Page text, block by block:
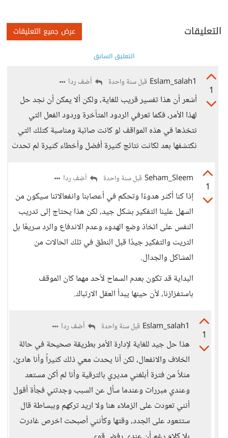
التعليقات عرض جميع التعليقات
التعليق السابق
1
Eslam_salah1 قبل سنة واحدة أضف ردا
أشعر أن هذا تفسير قريب للغاية، ولكن ألا يمكن أن نجد حل
لهذا الأمر، فكما تعرفي الردود المتأخرة وردود الفعل التي
نتخذها في هذه المواقف لو كانت صائبة ومناسبة كتلك التي
نكتشفها بعد لكانت نتائج كثيرة أفضل وأخطاء كثيرة لم تحدث
1
Seham_Sleem قبل سنة واحدة أضف ردا
إذا كنا أكثر هدوءًا وتحكم في أعصابنا وانفعالاتنا سيكون من
السهل علينا التفكير بشكل جيد، لكن هذا يحتاج إلى تدريب
النفس على اتخاذ وضع الهدوء وعدم الاندفاع والرد سريعًا بل
التريث والتفكير جيدًا قبل النطق في تلك الحالات من
المشاكل والجدال.
البداية قد تكون بعدم السماح لأحد مهما كان الموقف
باستفزازنا، لأن حينها يبدأ العقل الارتباك.
1
Eslam_salah1 قبل سنة واحدة أضف ردا
هذا حل جيد للغاية لإدارة الأمر بطريقة صحيحة في حالة
الخلاف والانفعال، لكن أنا يحدث معي ذلك كثيراً وأنا هادئ،
مثلاً من فترة أبلغني مديري بالترقية وأنا لم أكن مستعد
وعندي مبررات وعندما سأل عن السبب وجدتني فجأة أقول
أنني تعودت على الزملاء هنا ولا اريد تركهم وببساطة قال
ستتعود على الجدد، وقتها وكأنني أصبحت اخرص غادرت